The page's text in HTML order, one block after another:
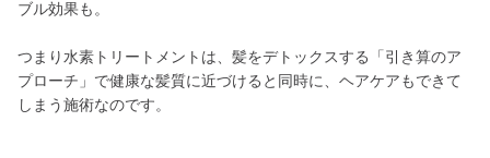
ブル効果も。
つまり水素トリートメントは、髪をデトックスする「引き算のア
プローチ」で健康な髪質に近づけると同時に、ヘアケアもできて
しまう施術なのです。